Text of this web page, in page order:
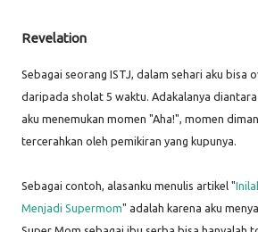
Revelation
Sebagai seorang ISTJ, dalam sehari aku bisa
daripada sholat 5 waktu. Adakalanya
aku menemukan momen "Aha!", momen
tercerahkan oleh pemikiran yang kupunya.
Sebagai contoh, alasanku menulis artikel "
Menjadi Supermom" adalah karena aku